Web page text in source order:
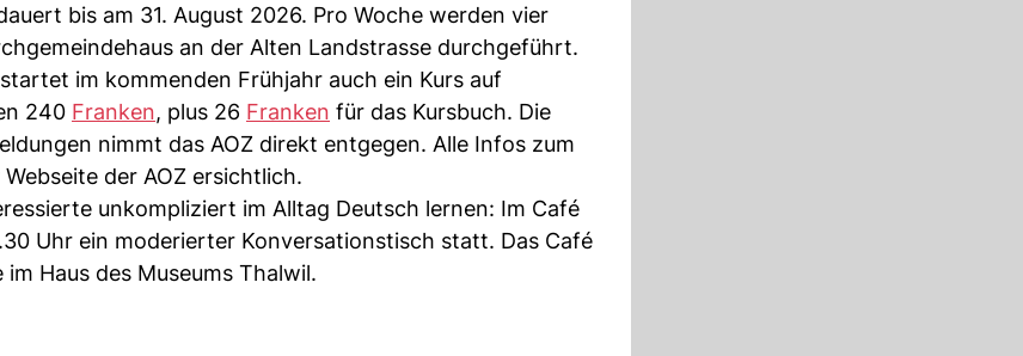
bis am 31. August 2026. Pro Woche werden vier
an der Alten Landstrasse durchgeführt.
im kommenden Frühjahr auch ein Kurs auf
240 Franken, plus 26 Franken für das Kursbuch. Die
nimmt das AOZ direkt entgegen. Alle Infos zum
der AOZ ersichtlich.
unkompliziert im Alltag Deutsch lernen: Im Café
Uhr ein moderierter Konversationstisch statt. Das Café
Haus des Museums Thalwil.